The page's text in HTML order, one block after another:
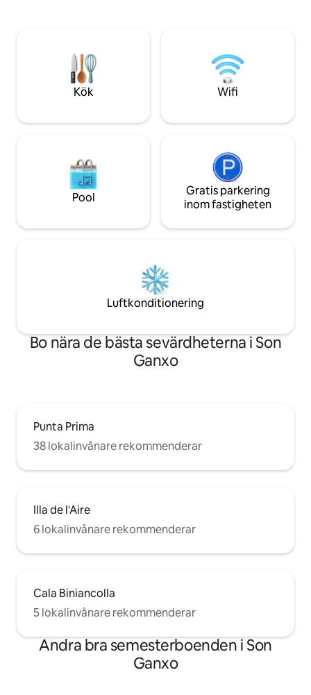
från varje rum
ro. licens ET 0399
Kök Wifi
Pool
Gratis parkering
inom fastigheten
Luftkonditionering
Bo nära de bästa sevärdheterna i Son
Ganxo
Punta Prima
38 lokalinvånare rekommenderar
Illa de l'Aire
6 lokalinvånare rekommenderar
Cala Biniancolla
5 lokalinvånare rekommenderar
Andra bra semesterboenden i Son
Ganxo